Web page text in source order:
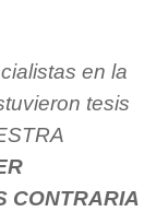
en la
tesis
CONTRARIA